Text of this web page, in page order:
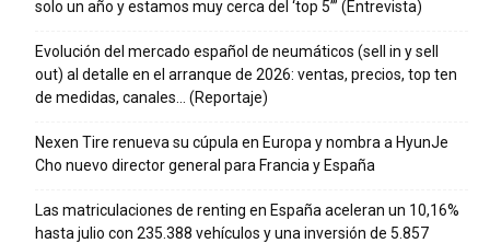
solo un año y estamos muy cerca del ‘top 5’” (Entrevista)
Evolución del mercado español de neumáticos (sell in y sell
out) al detalle en el arranque de 2026: ventas, precios, top ten
de medidas, canales… (Reportaje)
Nexen Tire renueva su cúpula en Europa y nombra a HyunJe
Cho nuevo director general para Francia y España
Las matriculaciones de renting en España aceleran un 10,16%
hasta julio con 235.388 vehículos y una inversión de 5.857